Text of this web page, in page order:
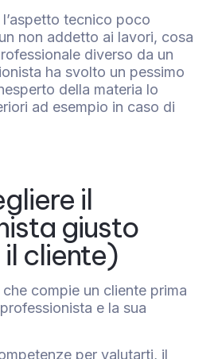
tecnico poco
non addetto ai lavori, cosa
diverso da un
ha svolto un pessimo
della materia lo
ad esempio in caso di
il
giusto
cliente)
compie un cliente prima
e la sua
per valutarti, il